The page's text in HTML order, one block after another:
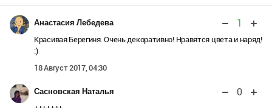
Анастасия Лебедева 1
Красивая Берегиня. Очень декоративно! Нравятся цвета и наряд!
:)
18 Август 2017, 04:30
Сасновская Наталья 0